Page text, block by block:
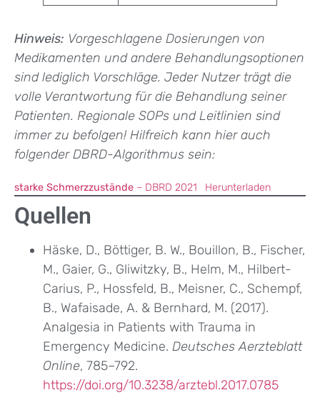
Hinweis: Vorgeschlagene Dosierungen von
Medikamenten und andere Behandlungsoptionen
sind lediglich Vorschläge. Jeder Nutzer trägt die
volle Verantwortung für die Behandlung seiner
Patienten. Regionale SOPs und Leitlinien sind
immer zu befolgen! Hilfreich kann hier auch
folgender DBRD-Algorithmus sein:
starke Schmerzzustände – DBRD 2021 Herunterladen
Quellen
Häske, D., Böttiger, B. W., Bouillon, B., Fischer,
M., Gaier, G., Gliwitzky, B., Helm, M., Hilbert-
Carius, P., Hossfeld, B., Meisner, C., Schempf,
B., Wafaisade, A. & Bernhard, M. (2017).
Analgesia in Patients with Trauma in
Emergency Medicine. Deutsches Aerzteblatt
Online, 785–792.
https://doi.org/10.3238/arztebl.2017.0785